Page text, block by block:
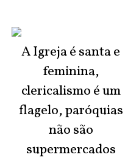
A Igreja é santa e
feminina,
clericalismo é um
flagelo, paróquias
não são
supermercados